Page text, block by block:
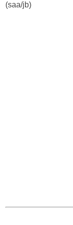
(saa/jb)